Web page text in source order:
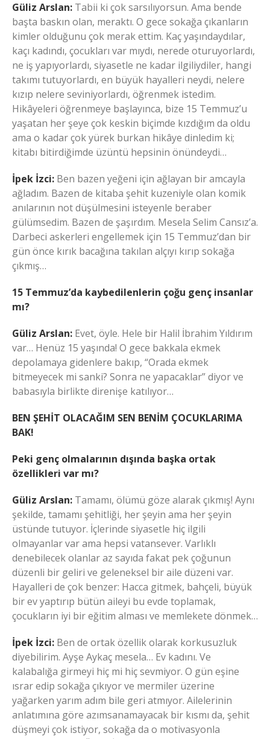
Güliz Arslan: Tabii ki çok sarsılıyorsun. Ama bende
başta baskın olan, meraktı. O gece sokağa çıkanların
kimler olduğunu çok merak ettim. Kaç yaşındaydılar,
kaçı kadındı, çocukları var mıydı, nerede oturuyorlardı,
ne iş yapıyorlardı, siyasetle ne kadar ilgiliydiler, hangi
takımı tutuyorlardı, en büyük hayalleri neydi, nelere
kızıp nelere seviniyorlardı, öğrenmek istedim.
Hikâyeleri öğrenmeye başlayınca, bize 15 Temmuz’u
yaşatan her şeye çok keskin biçimde kızdığım da oldu
ama o kadar çok yürek burkan hikâye dinledim ki;
kitabı bitirdiğimde üzüntü hepsinin önündeydi…
İpek İzci: Ben bazen yeğeni için ağlayan bir amcayla
ağladım. Bazen de kitaba şehit kuzeniyle olan komik
anılarının not düşülmesini isteyenle beraber
gülümsedim. Bazen de şaşırdım. Mesela Selim Cansız’a.
Darbeci askerleri engellemek için 15 Temmuz’dan bir
gün önce kırık bacağına takılan alçıyı kırıp sokağa
çıkmış…
15 Temmuz’da kaybedilenlerin çoğu genç insanlar
mı?
Güliz Arslan: Evet, öyle. Hele bir Halil İbrahim Yıldırım
var… Henüz 15 yaşında! O gece bakkala ekmek
depolamaya gidenlere bakıp, “Orada ekmek
bitmeyecek mi sanki? Sonra ne yapacaklar” diyor ve
babasıyla birlikte direnişe katılıyor…
BEN ŞEHİT OLACAĞIM SEN BENİM ÇOCUKLARIMA
BAK!
Peki genç olmalarının dışında başka ortak
özellikleri var mı?
Güliz Arslan: Tamamı, ölümü göze alarak çıkmış! Aynı
şekilde, tamamı şehitliği, her şeyin ama her şeyin
üstünde tutuyor. İçlerinde siyasetle hiç ilgili
olmayanlar var ama hepsi vatansever. Varlıklı
denebilecek olanlar az sayıda fakat pek çoğunun
düzenli bir geliri ve geleneksel bir aile düzeni var.
Hayalleri de çok benzer: Hacca gitmek, bahçeli, büyük
bir ev yaptırıp bütün aileyi bu evde toplamak,
çocukların iyi bir eğitim alması ve memlekete dönmek…
İpek İzci: Ben de ortak özellik olarak korkusuzluk
diyebilirim. Ayşe Aykaç mesela… Ev kadını. Ve
kalabalığa girmeyi hiç mi hiç sevmiyor. O gün eşine
ısrar edip sokağa çıkıyor ve mermiler üzerine
yağarken yarım adım bile geri atmıyor. Ailelerinin
anlatımına göre azımsanamayacak bir kısmı da, şehit
düşmeyi çok istiyor, sokağa da o motivasyonla